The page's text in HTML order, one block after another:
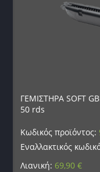
ΓΕΜΙΣΤΗΡΑ SOFT
50 rds
Κωδικός προϊόντος:
Εναλλακτικός
Λιανική: 69,90€